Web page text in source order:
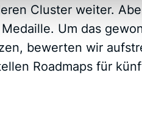
Cluster weiter.
Um das
bewerten wir
Roadmaps für